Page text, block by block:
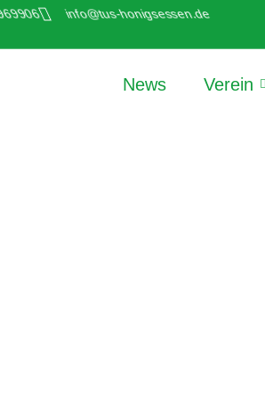
info@tus-honigsessen.de
News Verein